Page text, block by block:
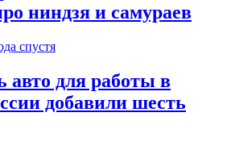
ниндзя и самураев
спустя
авто для работы в
добавили шесть